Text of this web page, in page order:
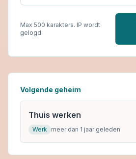
Max 500 karakters. IP wordt
gelogd.
Volgende geheim
Thuis werken
Werk meer dan 1 jaar geleden